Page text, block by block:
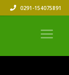
0291-154075891